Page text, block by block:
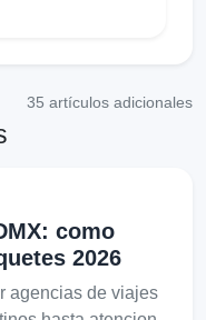
35 artículos adicionales
como
2026
agencias de viajes